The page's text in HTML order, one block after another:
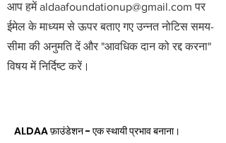
आप हमेंaldaafoundationup@gmail.com पर
ईमेल के माध्यम से ऊपर बताए गए उन्नत नोटिस समय-
सीमा की अनुमति दें और "आवधिक दान को रद्द करना"
विषय में निर्दिष्ट करें।
ALDAA फ़ाउंडेशन - एक स्थायी प्रभाव बनाना।